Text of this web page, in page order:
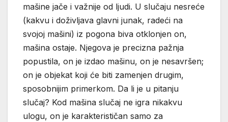
mašine jače i važnije od ljudi. U slučaju nesreće
(kakvu i doživljava glavni junak, radeći na
svojoj mašini) iz pogona biva otklonjen on,
mašina ostaje. Njegova je precizna pažnja
popustila, on je izdao mašinu, on je nesavršen;
on je objekat koji će biti zamenjen drugim,
sposobnijim primerkom. Da li je u pitanju
slučaj? Kod mašina slučaj ne igra nikakvu
ulogu, on je karakterističan samo za